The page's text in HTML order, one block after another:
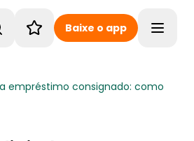
Baixe o app
empréstimo consignado: como